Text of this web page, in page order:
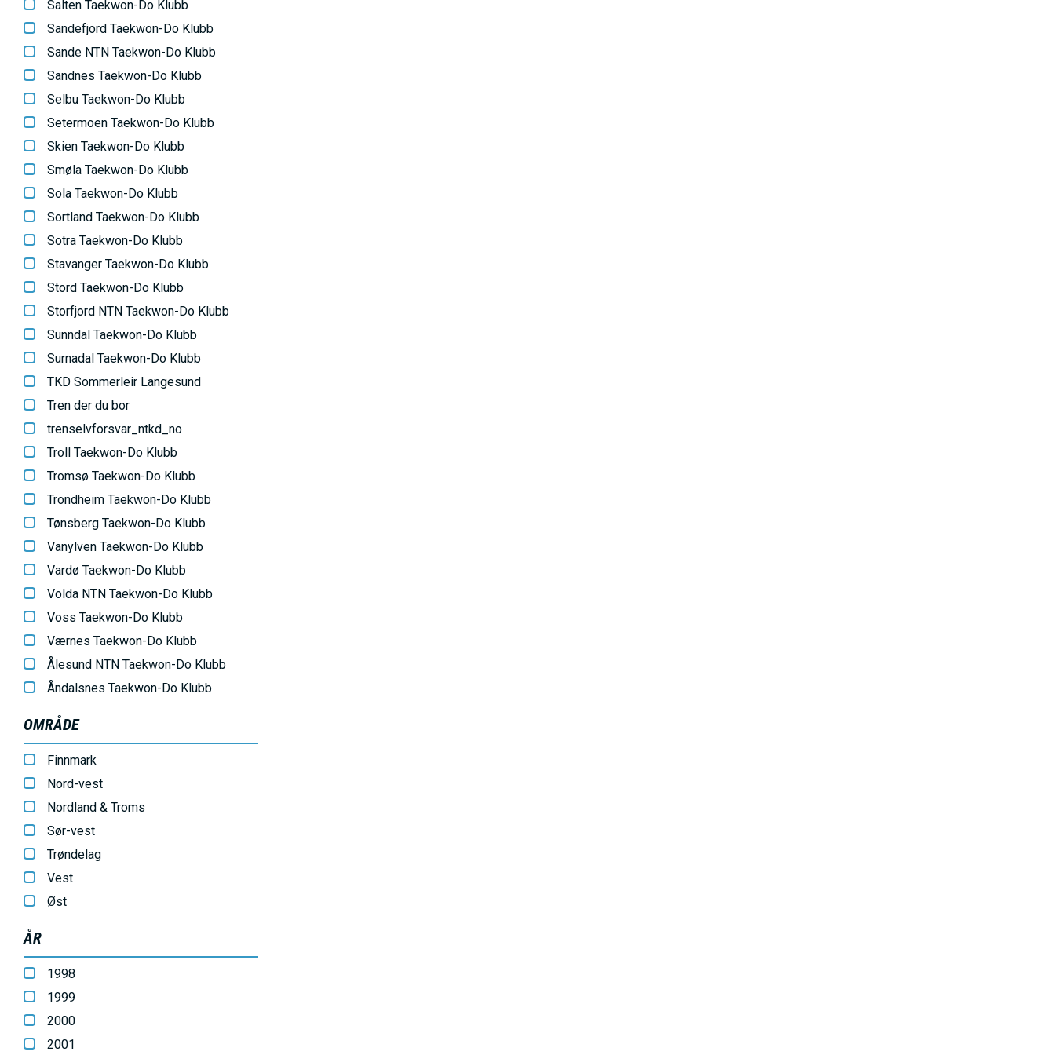
Salten Taekwon-Do Klubb
Sandefjord Taekwon-Do Klubb
Sande NTN Taekwon-Do Klubb
Sandnes Taekwon-Do Klubb
Selbu Taekwon-Do Klubb
Setermoen Taekwon-Do Klubb
Skien Taekwon-Do Klubb
Smøla Taekwon-Do Klubb
Sola Taekwon-Do Klubb
Sortland Taekwon-Do Klubb
Sotra Taekwon-Do Klubb
Stavanger Taekwon-Do Klubb
Stord Taekwon-Do Klubb
Storfjord NTN Taekwon-Do Klubb
Sunndal Taekwon-Do Klubb
Surnadal Taekwon-Do Klubb
TKD Sommerleir Langesund
Tren der du bor
trenselvforsvar_ntkd_no
Troll Taekwon-Do Klubb
Tromsø Taekwon-Do Klubb
Trondheim Taekwon-Do Klubb
Tønsberg Taekwon-Do Klubb
Vanylven Taekwon-Do Klubb
Vardø Taekwon-Do Klubb
Volda NTN Taekwon-Do Klubb
Voss Taekwon-Do Klubb
Værnes Taekwon-Do Klubb
Ålesund NTN Taekwon-Do Klubb
Åndalsnes Taekwon-Do Klubb
OMRÅDE
Finnmark
Nord-vest
Nordland & Troms
Sør-vest
Trøndelag
Vest
Øst
ÅR
1998
1999
2000
2001